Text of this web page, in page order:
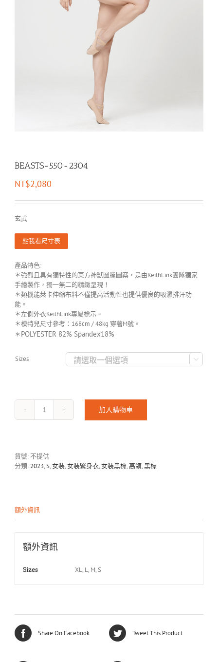
BEASTS-550-2304
NT$2,080
玄武
點我看尺寸表
產品特色:
＊強烈且具有獨特性的東方神獸圖騰圖案，是由KeithLink團隊獨家
手繪製作，獨一無二的精緻呈現！
＊類機能萊卡伸縮布料不僅提高活動性也提供優良的吸濕排汗功
能。
＊左側外衣KeithLink專屬標示。
＊模特兒尺寸參考：168cm / 48kg 穿著M號。
＊POLYESTER 82% Spandex18%
Sizes 
BEASTS-
量
加入購物車
貨號:不提供
分類: 2023,S,女裝,女裝緊身衣,女裝黑標,高領,黑標
額外資訊
額外資訊
Sizes XL, L, M, S
Share On Facebook Tweet This Product